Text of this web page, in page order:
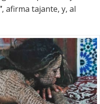
, afirma tajante, y, al